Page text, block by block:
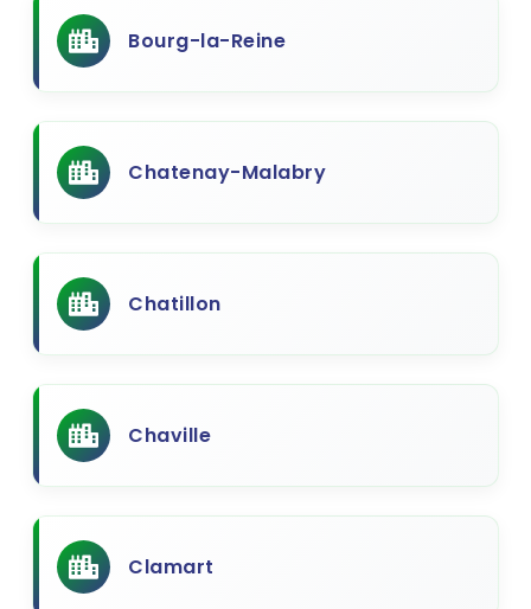
Bourg-la-Reine
Chatenay-Malabry
Chatillon
Chaville
Clamart